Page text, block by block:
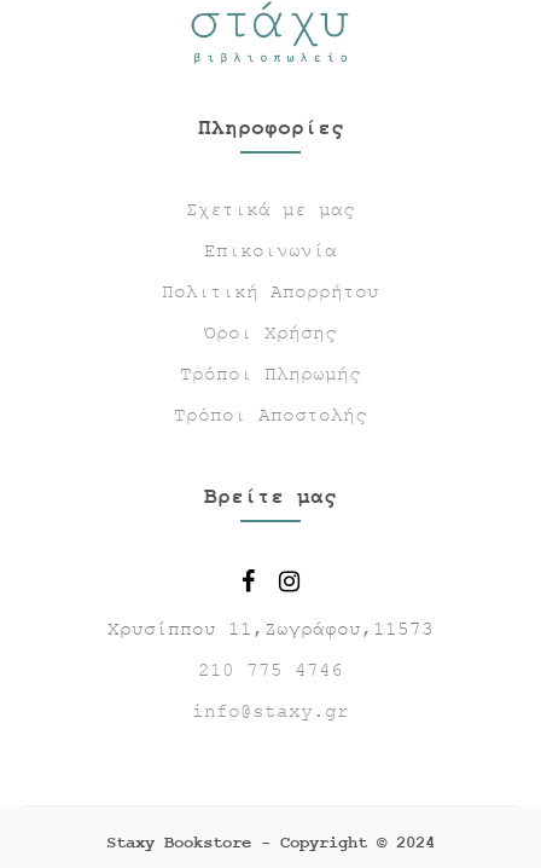
Πληροφορίες
Σχετικά με μας
Επικοινωνία
Πολιτική Απορρήτου
Όροι Χρήσης
Τρόποι Πληρωμής
Τρόποι Αποστολής
Βρείτε μας
Χρυσίππου 11,Ζωγράφου,11573
210 775 4746
info@staxy.gr
Staxy Bookstore - Copyright © 2024